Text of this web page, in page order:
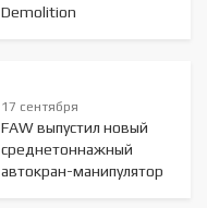
Demolition
17 сентября
FAW выпустил новый
среднетоннажный
автокран-манипулятор